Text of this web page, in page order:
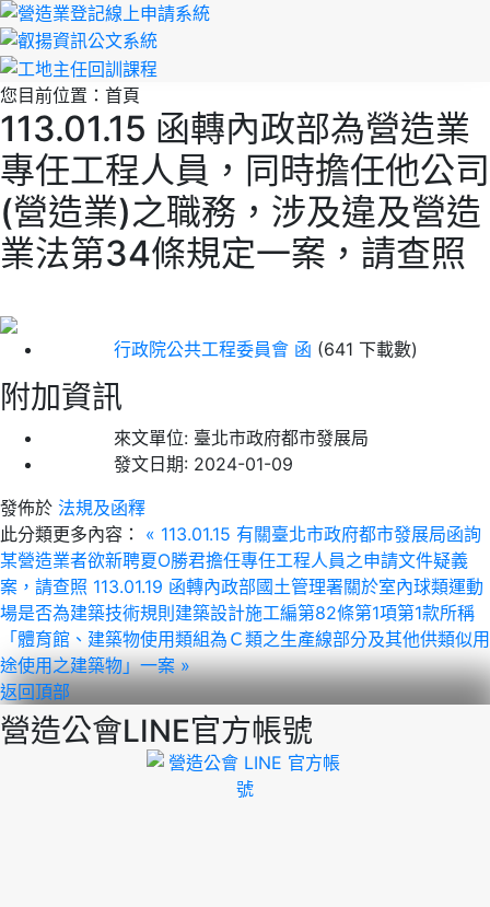
您目前位置： 首頁
113.01.15 函轉內政部為營造業
專任工程人員，同時擔任他公司
(營造業)之職務，涉及違及營造
業法第34條規定一案，請查照
行政院公共工程委員會 函 (641 下載數)
附加資訊
來文單位: 臺北市政府都市發展局
發文日期: 2024-01-09
發佈於 法規及函釋
此分類更多內容：
« 113.01.15 有關臺北市政府都市發展局函詢
某營造業者欲新聘夏O勝君擔任專任工程人員之申請文件疑義
案，請查照 113.01.19 函轉內政部國土管理署關於室內球類運動
場是否為建築技術規則建築設計施工編第82條第1項第1款所稱
「體育館、建築物使用類組為Ｃ類之生產線部分及其他供類似用
途使用之建築物」一案 »
返回頂部
營造公會LINE官方帳號